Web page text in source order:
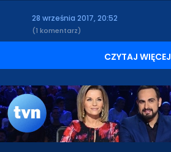
28 września 2017, 20:52
(1 komentarz)
CZYTAJ WIĘCEJ